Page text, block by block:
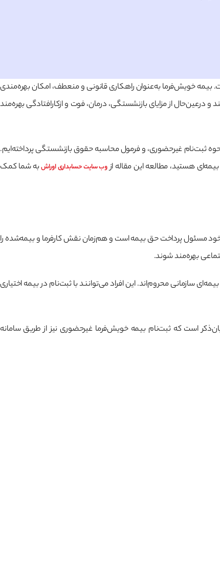
بیمه خویش‌فرما به‌عنوان راهکاری قانونی و منعطف، امکان بهره‌مندی
از مزایای بازنشستگی، درمان، فوت و ازکارافتادگی بهره‌مند
خویش‌فرما، تفاوت‌های آن با بیمه اجباری، هزینه‌ها در سال ۱۴۰۴، شرایط سنی، مدارک لازم، نحوه ثبت‌نام غیرحضوری، و فرمول محاسبه حقوق بازنشستگی پرداخته‌ایم.
هستید، مطالعه این مقاله ازوب سایت حسابداریاوراشبه شما کمک
مسئول پرداخت حق بیمه است و هم‌زمان نقش کارفرما و بیمه‌شده را
بهره‌مند شوند.
سازمانی محروم‌اند. این افراد می‌توانند با ثبت‌نام در بیمه اختیاری
است که ثبت‌نام بیمه خویش‌فرما غیرحضوری نیز از طریق سامانه